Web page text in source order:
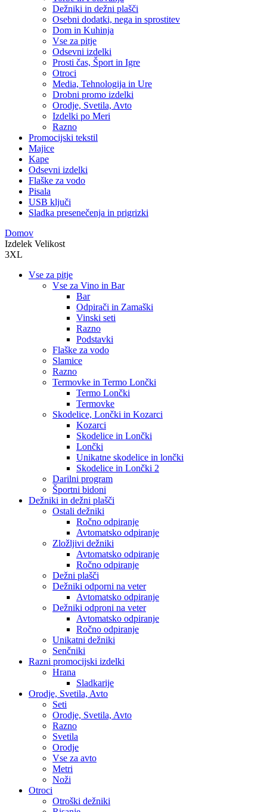
Dežniki in dežni plašči
Osebni dodatki, nega in sprostitev
Dom in Kuhinja
Vse za pitje
Odsevni izdelki
Prosti čas, Šport in Igre
Otroci
Media, Tehnologija in Ure
Drobni promo izdelki
Orodje, Svetila, Avto
Izdelki po Meri
Razno
Promocijski tekstil
Majice
Kape
Odsevni izdelki
Flaške za vodo
Pisala
USB ključi
Sladka presenečenja in prigrizki
Domov
Izdelek Velikost
3XL
Vse za pitje
Vse za Vino in Bar
Bar
Odpirači in Zamaški
Vinski seti
Razno
Podstavki
Flaške za vodo
Slamice
Razno
Termovke in Termo Lončki
Termo Lončki
Termovke
Skodelice, Lončki in Kozarci
Kozarci
Skodelice in Lončki
Lončki
Unikatne skodelice in lončki
Skodelice in Lončki 2
Darilni program
Športni bidoni
Dežniki in dežni plašči
Ostali dežniki
Ročno odpiranje
Avtomatsko odpiranje
Zložljivi dežniki
Avtomatsko odpiranje
Ročno odpiranje
Dežni plašči
Dežniki odporni na veter
Avtomatsko odpiranje
Dežniki odproni na veter
Avtomatsko odpiranje
Ročno odpiranje
Unikatni dežniki
Senčniki
Razni promocijski izdelki
Hrana
Sladkarije
Orodje, Svetila, Avto
Seti
Orodje, Svetila, Avto
Razno
Svetila
Orodje
Vse za avto
Metri
Noži
Otroci
Otroški dežniki